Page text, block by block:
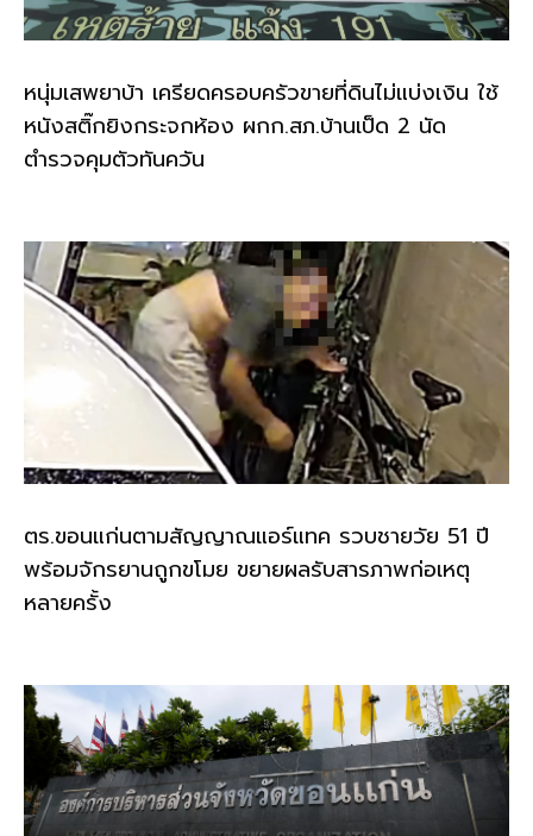
หนุ่มเสพยาบ้า เครียดครอบครัวขายที่ดินไม่แบ่งเงิน ใช้
หนังสติ๊กยิงกระจกห้อง ผกก.สภ.บ้านเป็ด 2 นัด
ตำรวจคุมตัวทันควัน
ตร.ขอนแก่นตามสัญญาณแอร์แทค รวบชายวัย 51 ปี
พร้อมจักรยานถูกขโมย ขยายผลรับสารภาพก่อเหตุ
หลายครั้ง